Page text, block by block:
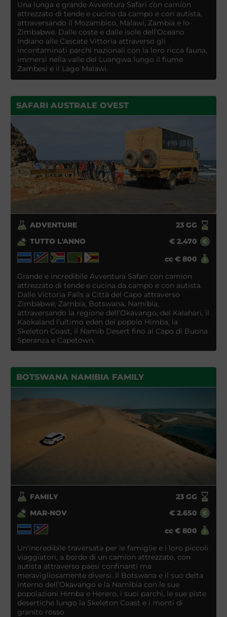
Una lunga e grande Avventura Safari con camion
attrezzato di tende e cucina da campo e con autista,
attraversando il Mozambico, Malawi, Zambia e lo
Zimbabwe. Dalle coste e dalle isole dell’Oceano
Indiano alle Cascate Vittoria attraverso gli
incontaminati parchi nazionali con la loro ricca fauna,
immersi nella valle del Luangwa lungo il fiume
Zambesi e il Lago Malawi.
SAFARI AUSTRALE OVEST
ADVENTURE 23GG
TUTTO L'ANNO
€ 2.470
cc € 800
Grande e incredibile Avventura Safari con camion
attrezzato di tende e cucina da campo e con autista.
Dalle Victoria Falls a Città del Capo attraverso
Zimbabwe, Zambia, Botswana, Namibia,
attraversando la regione dell'Okavango, del Kalahari, il
Kaokaland l’ultimo eden del popolo Himba, la
Skeleton Coast, il Namib Desert fino al Capo di Buona
Speranza e Capetown.
BOTSWANA NAMIBIA FAMILY
FAMILY 23GG
MAR-NOV
€ 2.650
cc € 800
Un'incredibile traversata per le famiglie e i loro piccoli
viaggiatori, a bordo di un camion attrezzato, con
autista attraverso paesi confinanti ma
meravigliosamente diversi. Il Botswana e il suo delta
interno dell’Okavango e la Namibia con le sue
popolazioni Himba e Herero, i suoi parchi, le sue piste
desertiche lungo la Skeleton Coast e i monti di
granito rosso